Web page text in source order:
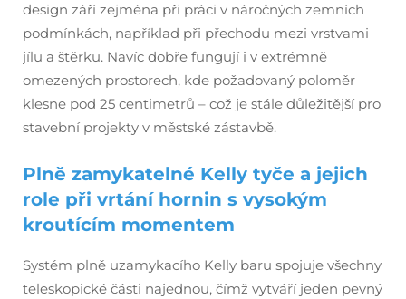
design září zejména při práci v náročných zemních
podmínkách, například při přechodu mezi vrstvami
jílu a štěrku. Navíc dobře fungují i v extrémně
omezených prostorech, kde požadovaný poloměr
klesne pod 25 centimetrů – což je stále důležitější pro
stavební projekty v městské zástavbě.
Plně zamykatelné Kelly tyče a jejich
role při vrtání hornin s vysokým
kroutícím momentem
Systém plně uzamykacího Kelly baru spojuje všechny
teleskopické části najednou, čímž vytváří jeden pevný